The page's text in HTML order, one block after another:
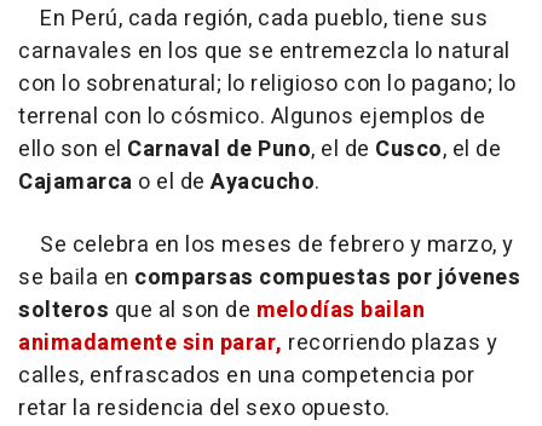
En Perú, cada región, cada pueblo, tiene sus
carnavales en los que se entremezcla lo natural
con lo sobrenatural; lo religioso con lo pagano; lo
terrenal con lo cósmico. Algunos ejemplos de
ello son el Carnaval de Puno, el de Cusco, el de
Cajamarca o el de Ayacucho.
Se celebra en los meses de febrero y marzo, y
se baila en comparsas compuestas por jóvenes
solteros que al son de melodías bailan
animadamente sin parar, recorriendo plazas y
calles, enfrascados en una competencia por
retar la residencia del sexo opuesto.